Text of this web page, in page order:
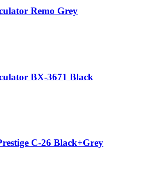
Remo Grey
BX-3671 Black
C-26 Black+Grey